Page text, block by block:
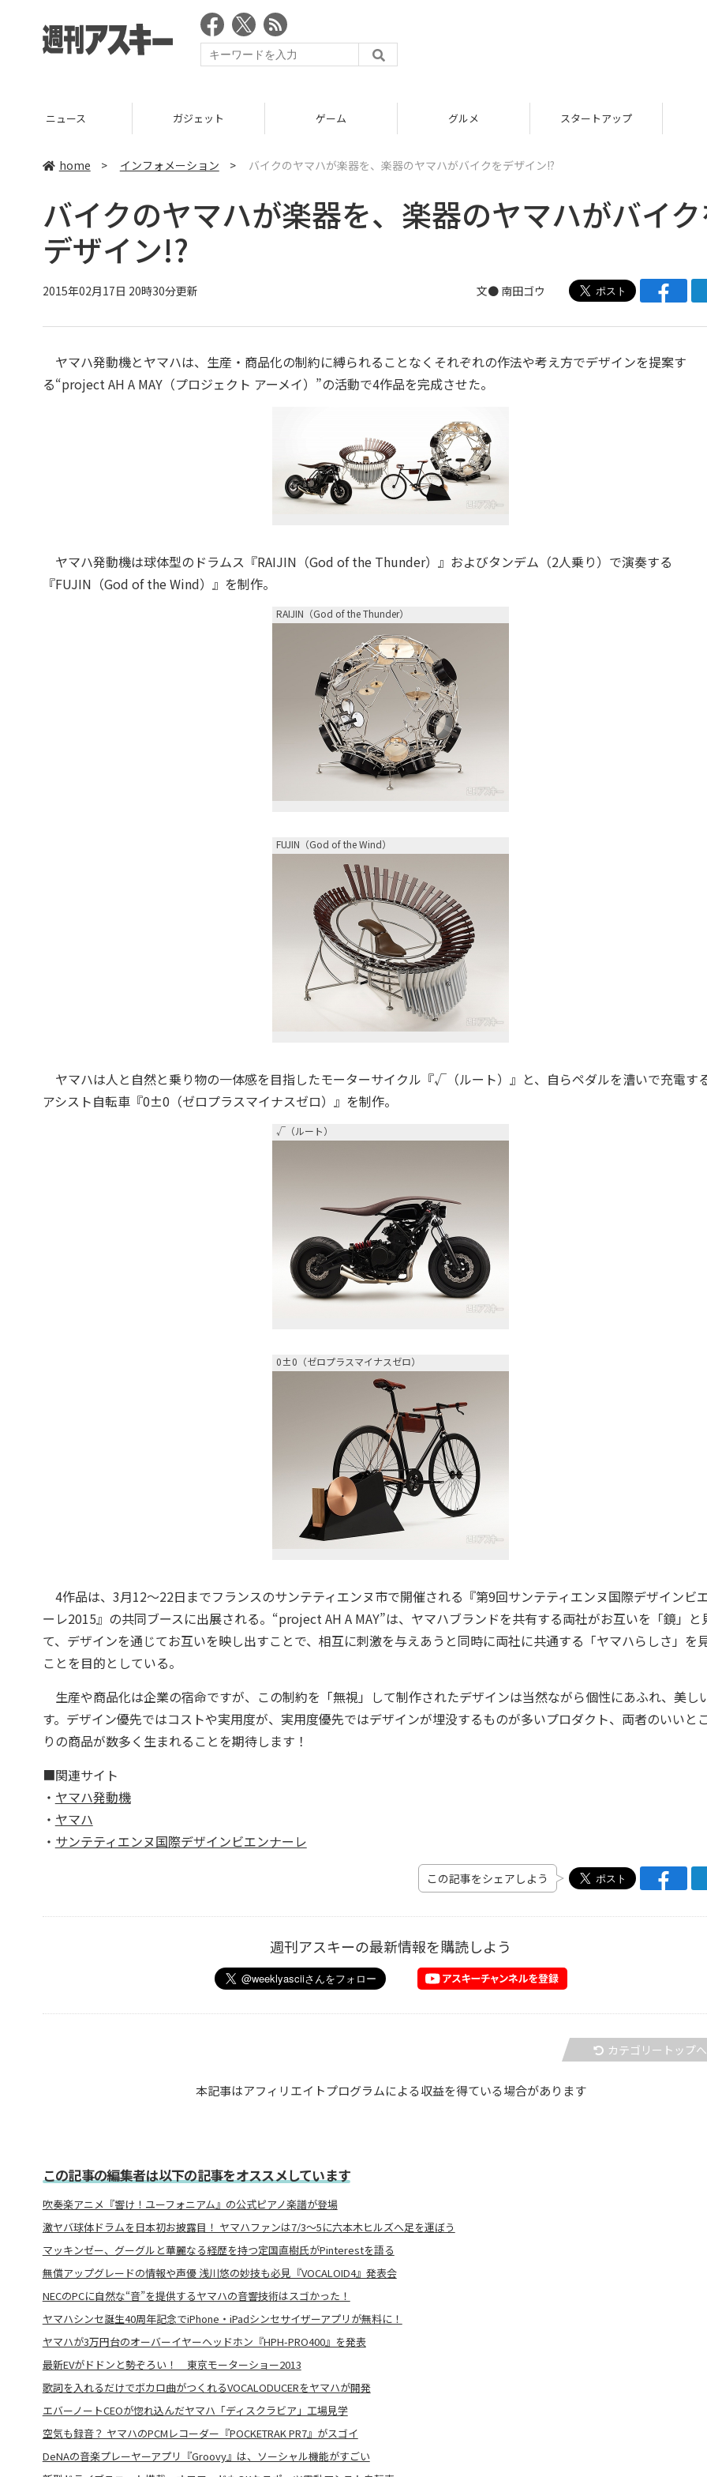
ニュース ガジェット ゲーム グルメ スタートアップ
home > インフォメーション > バイクのヤマハが楽器を、楽器のヤマハがバイクをデザイン!?
バイクのヤマハが楽器を、楽器のヤマハがバイ
デザイン!?
2015年02月17日 20時30分更新 文● 南田ゴウ
ヤマハ発動機とヤマハは、生産・商品化の制約に縛られることなくそれぞれの作法や考え方でデザインを提案す
る“project AH A MAY（プロジェクト アーメイ）”の活動で4作品を完成させた。
ヤマハ発動機は球体型のドラムス『RAIJIN（God of the Thunder）』およびタンデム（2人乗り）で演奏する
『FUJIN（God of the Wind）』を制作。
RAIJIN（God of the Thunder）
FUJIN（God of the Wind）
ヤマハは人と自然と乗り物の一体感を目指したモーターサイクル『√（ルート）』と、自らペダルを漕いで充電す
アシスト自転車『0±0（ゼロプラスマイナスゼロ）』を制作。
√（ルート）
0±0（ゼロプラスマイナスゼロ）
4作品は、3月12～22日までフランスのサンテティエンヌ市で開催される『第9回サンテティエンヌ国際デザインビ
ーレ2015』の共同ブースに出展される。“project AH A MAY”は、ヤマハブランドを共有する両社がお互いを「鏡」と
て、デザインを通じてお互いを映し出すことで、相互に刺激を与えあうと同時に両社に共通する「ヤマハらしさ」を
ことを目的としている。
生産や商品化は企業の宿命ですが、この制約を「無視」して制作されたデザインは当然ながら個性にあふれ、美し
す。デザイン優先ではコストや実用度が、実用度優先ではデザインが埋没するものが多いプロダクト、両者のいいと
りの商品が数多く生まれることを期待します！
■関連サイト
・ ヤマハ発動機
・ ヤマハ
・ サンテティエンヌ国際デザインビエンナーレ
この記事をシェアしよう
週刊アスキーの最新情報を購読しよう
カテゴリートップへ
本記事はアフィリエイトプログラムによる収益を得ている場合があります
この記事の編集者は以下の記事をオススメしています
吹奏楽アニメ『響け！ユーフォニアム』の公式ピアノ楽譜が登場
激ヤバ球体ドラムを日本初お披露目！ ヤマハファンは7/3～5に六本木ヒルズへ足を運ぼう
マッキンゼー、グーグルと華麗なる経歴を持つ定国直樹氏がPinterestを語る
無償アップグレードの情報や声優 浅川悠の妙技も必見『VOCALOID4』発表会
NECのPCに自然な“音”を提供するヤマハの音響技術はスゴかった！
ヤマハシンセ誕生40周年記念でiPhone・iPadシンセサイザーアプリが無料に！
ヤマハが3万円台のオーバーイヤーヘッドホン『HPH-PRO400』を発表
最新EVがドドンと勢ぞろい！ 東京モーターショー2013
歌詞を入れるだけでボカロ曲がつくれるVOCALODUCERをヤマハが開発
エバーノートCEOが惚れ込んだヤマハ「ディスクラビア」工場見学
空気も録音？ ヤマハのPCMレコーダー『POCKETRAK PR7』がスゴイ
DeNAの音楽プレーヤーアプリ『Groovy』は、ソーシャル機能がすごい